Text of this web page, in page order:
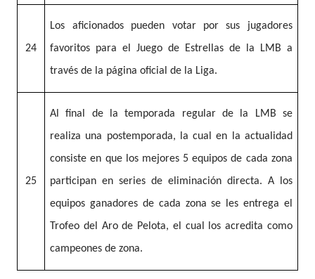
24
Los aficionados pueden votar por sus jugadores
favoritos para el Juego de Estrellas de la LMB a
través de la página oficial de la Liga.
25
Al final de la temporada regular de la LMB se
realiza una postemporada, la cual en la actualidad
consiste en que los mejores 5 equipos de cada zona
participan en series de eliminación directa. A los
equipos ganadores de cada zona se les entrega el
Trofeo del Aro de Pelota, el cual los acredita como
campeones de zona.